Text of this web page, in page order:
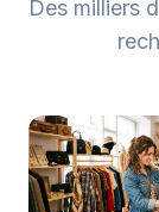
Des milliers